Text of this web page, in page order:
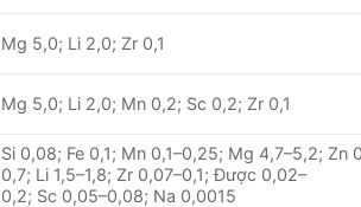
Mg 5,0; Li 2,0; Zr 0,1
Mg 5,0; Li 2,0; Mn 0,2; Sc 0,2; Zr 0,1
Si 0,08; Fe 0,1; Mn 0,1–0,25; Mg 4,7–5,2; Zn
0,7; Li 1,5–1,8; Zr 0,07–0,1; Được 0,02–
0,2; Sc 0,05–0,08; Na 0,0015